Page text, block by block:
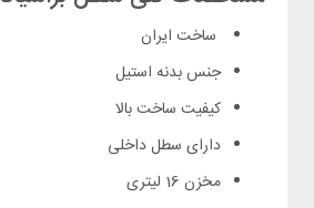
ساخت ایران
جنس بدنه استیل
کیفیت ساخت بالا
دارای سطل داخلی
مخزن 16 لیتری